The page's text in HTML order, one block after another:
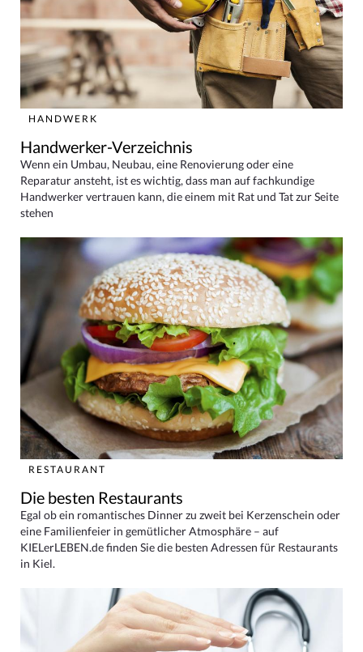
HANDWERK
Handwerker-Verzeichnis
Wenn ein Umbau, Neubau, eine Renovierung oder eine
Reparatur ansteht, ist es wichtig, dass man auf fachkundige
Handwerker vertrauen kann, die einem mit Rat und Tat zur Seite
stehen
RESTAURANT
Die besten Restaurants
Egal ob ein romantisches Dinner zu zweit bei Kerzenschein oder
eine Familienfeier in gemütlicher Atmosphäre – auf
KIELerLEBEN.de finden Sie die besten Adressen für Restaurants
in Kiel.